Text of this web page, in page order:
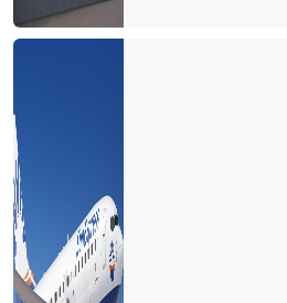
Bana yalan söyle
Yalın yönetim ya da Dabbawala
Tarih olmak yada tarih yazmak
Kırık cam sendromu